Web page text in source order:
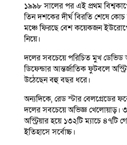
১৯৯৮ সালের পর এই প্রথম
তিন দশকের দীর্ঘ বিরতি শেষে
মঞ্চে ফিরছে বেশ কয়েকজন
নিয়ে।
দলের সবচেয়ে পরিচিত মুখ ডেভিড
ডিফেন্ডার আন্তর্জাতিক ফুটবলে
উঠেছেন বহু বছর ধরে।
অন্যদিকে, রেড স্টার বেলগ্রেডের
দলের সবচেয়ে অভিজ্ঞ খেলোয়াড়।
অস্ট্রিয়ার হয়ে ১৩২টি ম্যাচে ৪৭টি
ইতিহাসে সর্বোচ্চ।